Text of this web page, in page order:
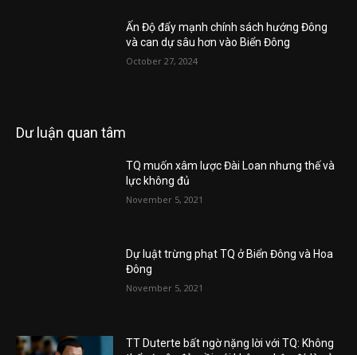
Ấn Độ đẩy mạnh chính sách hướng Đông
và can dự sâu hơn vào Biển Đông
October 27, 2024
Dư luận quan tâm
TQ muốn xâm lược Đài Loan nhưng thế và
lực không đủ
November 5, 2021
Dự luật trừng phạt TQ ở Biển Đông và Hoa
Đông
November 5, 2021
TT Duterte bất ngờ nặng lời với TQ: Không